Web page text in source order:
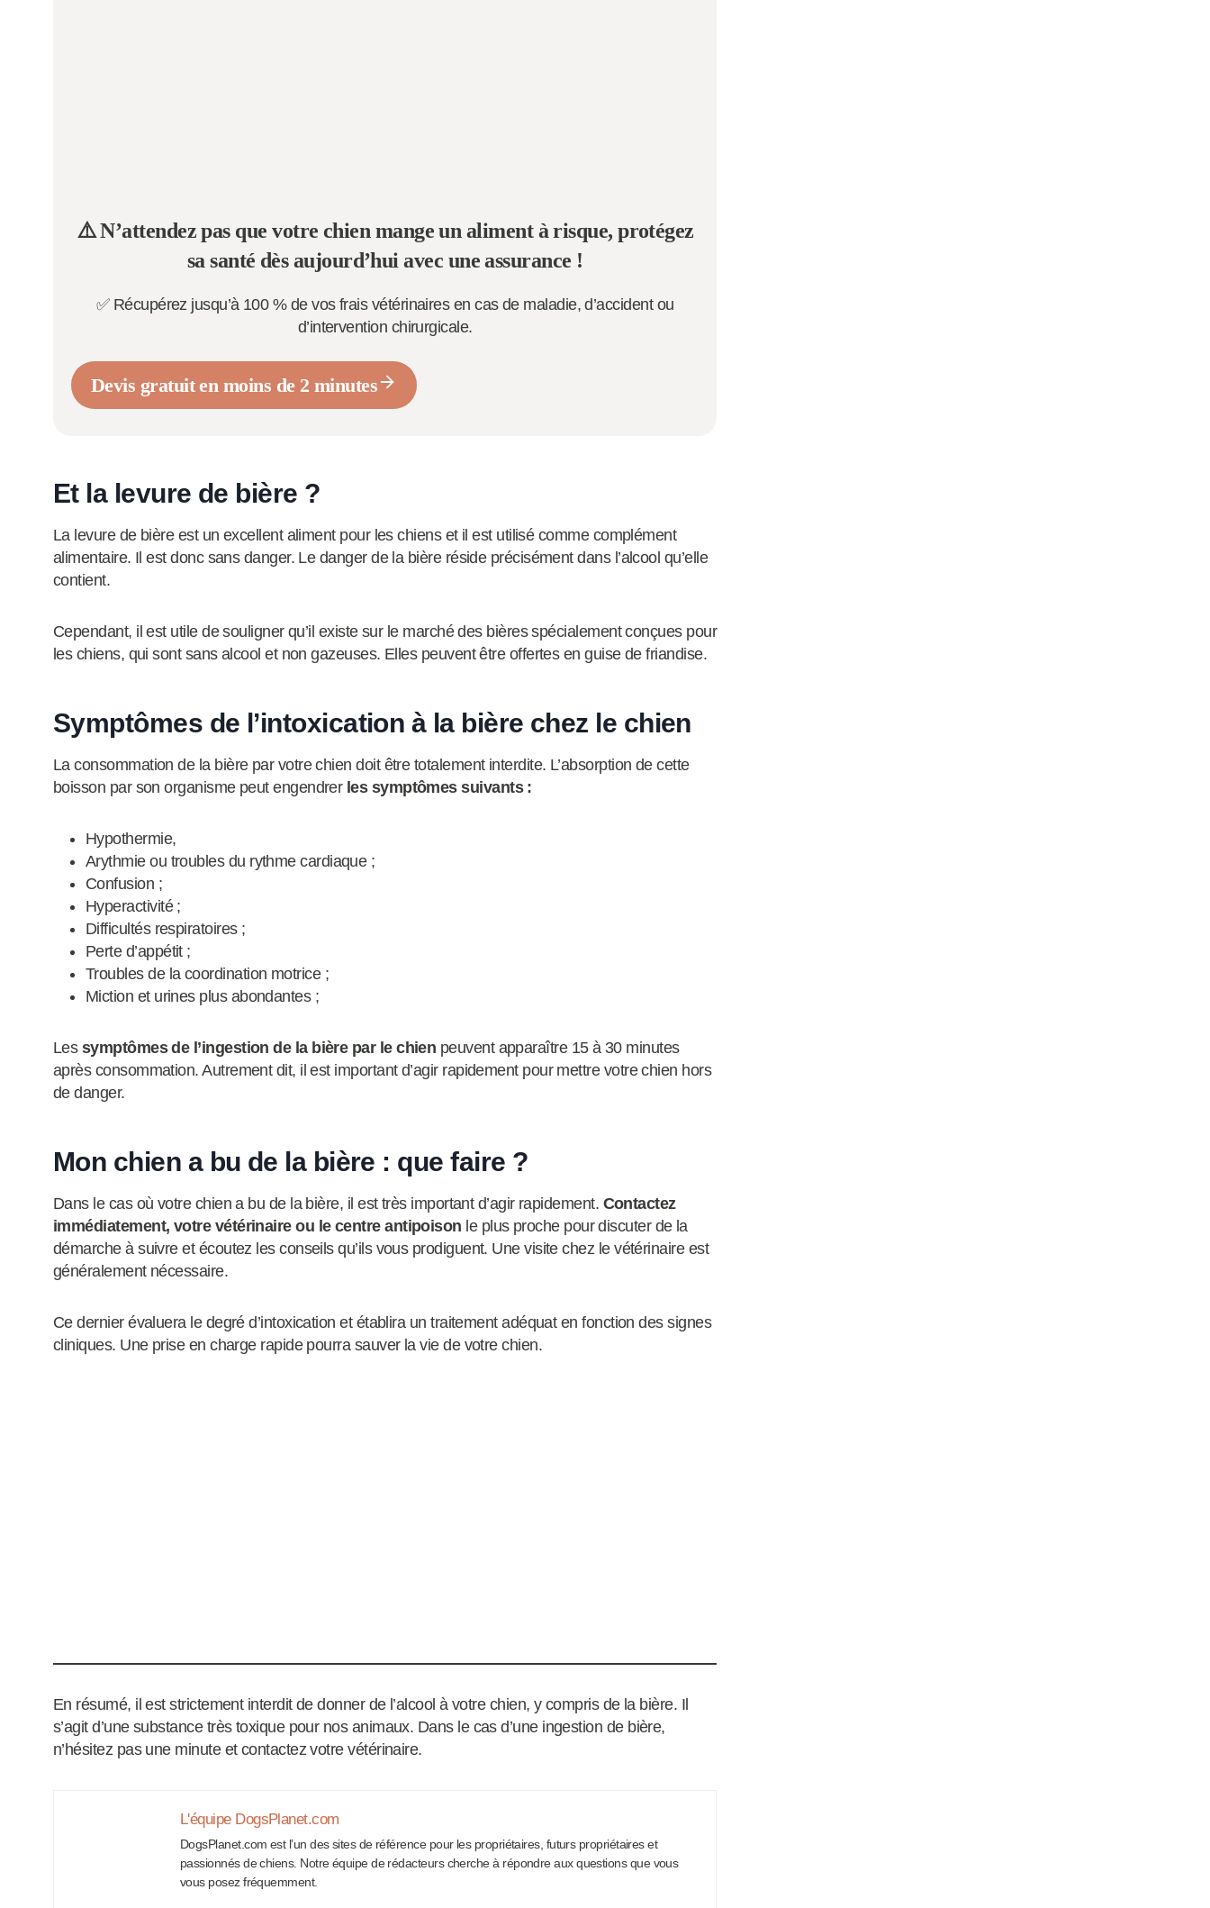
⚠️ N’attendez pas que votre chien mange un aliment à risque, protégez
sa santé dès aujourd’hui avec une assurance !
✅ Récupérez jusqu’à 100 % de vos frais vétérinaires en cas de maladie, d’accident ou
d’intervention chirurgicale.
Devis gratuit en moins de 2 minutes
Et la levure de bière ?
La levure de bière est un excellent aliment pour les chiens et il est utilisé comme complément
alimentaire. Il est donc sans danger. Le danger de la bière réside précisément dans l’alcool qu’elle
contient.
Cependant, il est utile de souligner qu’il existe sur le marché des bières spécialement conçues pour
les chiens, qui sont sans alcool et non gazeuses. Elles peuvent être offertes en guise de friandise.
Symptômes de l’intoxication à la bière chez le chien
La consommation de la bière par votre chien doit être totalement interdite. L’absorption de cette
boisson par son organisme peut engendrer les symptômes suivants :
Hypothermie,
Arythmie ou troubles du rythme cardiaque ;
Confusion ;
Hyperactivité ;
Difficultés respiratoires ;
Perte d’appétit ;
Troubles de la coordination motrice ;
Miction et urines plus abondantes ;
Les symptômes de l’ingestion de la bière par le chien peuvent apparaître 15 à 30 minutes
après consommation. Autrement dit, il est important d’agir rapidement pour mettre votre chien hors
de danger.
Mon chien a bu de la bière : que faire ?
Dans le cas où votre chien a bu de la bière, il est très important d’agir rapidement. Contactez
immédiatement, votre vétérinaire ou le centre antipoison le plus proche pour discuter de la
démarche à suivre et écoutez les conseils qu’ils vous prodiguent. Une visite chez le vétérinaire est
généralement nécessaire.
Ce dernier évaluera le degré d’intoxication et établira un traitement adéquat en fonction des signes
cliniques. Une prise en charge rapide pourra sauver la vie de votre chien.
En résumé, il est strictement interdit de donner de l’alcool à votre chien, y compris de la bière. Il
s’agit d’une substance très toxique pour nos animaux. Dans le cas d’une ingestion de bière,
n’hésitez pas une minute et contactez votre vétérinaire.
L'équipe DogsPlanet.com
DogsPlanet.com est l’un des sites de référence pour les propriétaires, futurs propriétaires et
passionnés de chiens. Notre équipe de rédacteurs cherche à répondre aux questions que vous
vous posez fréquemment.